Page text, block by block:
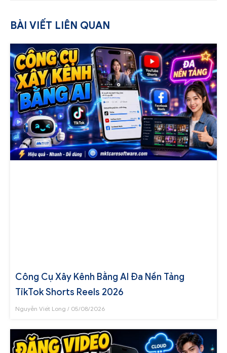
BÀI VIẾT LIÊN QUAN
Công Cụ Xây Kênh Bằng AI Đa Nền Tảng
TikTok Shorts Reels 2026
Nguyễn Viết Long 05/08/2026